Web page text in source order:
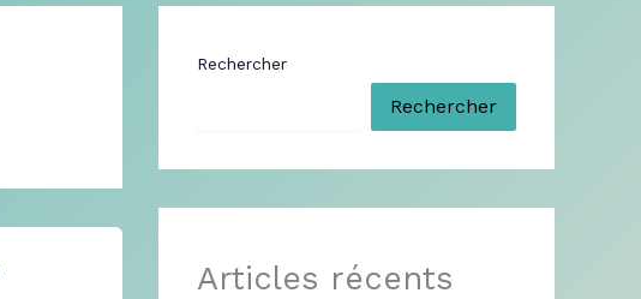
Rechercher
Rechercher
Articles récents